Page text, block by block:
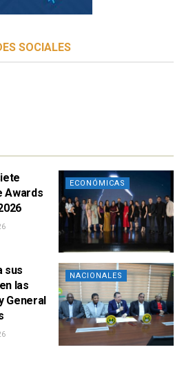
SOCIALES
ECONÓMICAS
Awards
NACIONALES
sus
las
General